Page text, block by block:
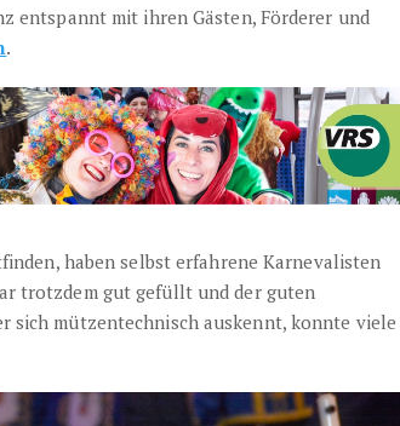
entspannt mit ihren Gästen, Förderer und
.
haben selbst erfahrene Karnevalisten
trotzdem gut gefüllt und der guten
sich mützentechnisch auskennt, konnte viele